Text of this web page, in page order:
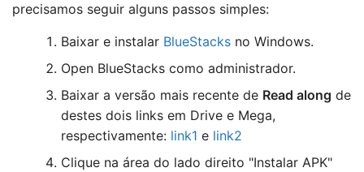
precisamos seguir alguns passos simples:
Baixar e instalar BlueStacks no Windows.
Open BlueStacks como administrador.
Baixar a versão mais recente de Read along de
destes dois links em Drive e Mega,
respectivamente: link1 e link2
Clique na área do lado direito "Instalar APK"